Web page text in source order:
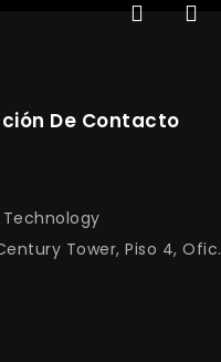
De Contacto
Tower, Piso 4, Ofic.